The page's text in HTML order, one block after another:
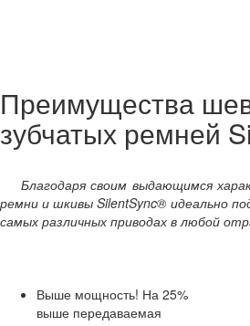
Преимущества
зубчатых ремней
Благодаря своим выдающимся
ремни и шкивы SilentSync® идеально
самых различных приводах в любой
Выше мощность! На 25%
выше передаваемая